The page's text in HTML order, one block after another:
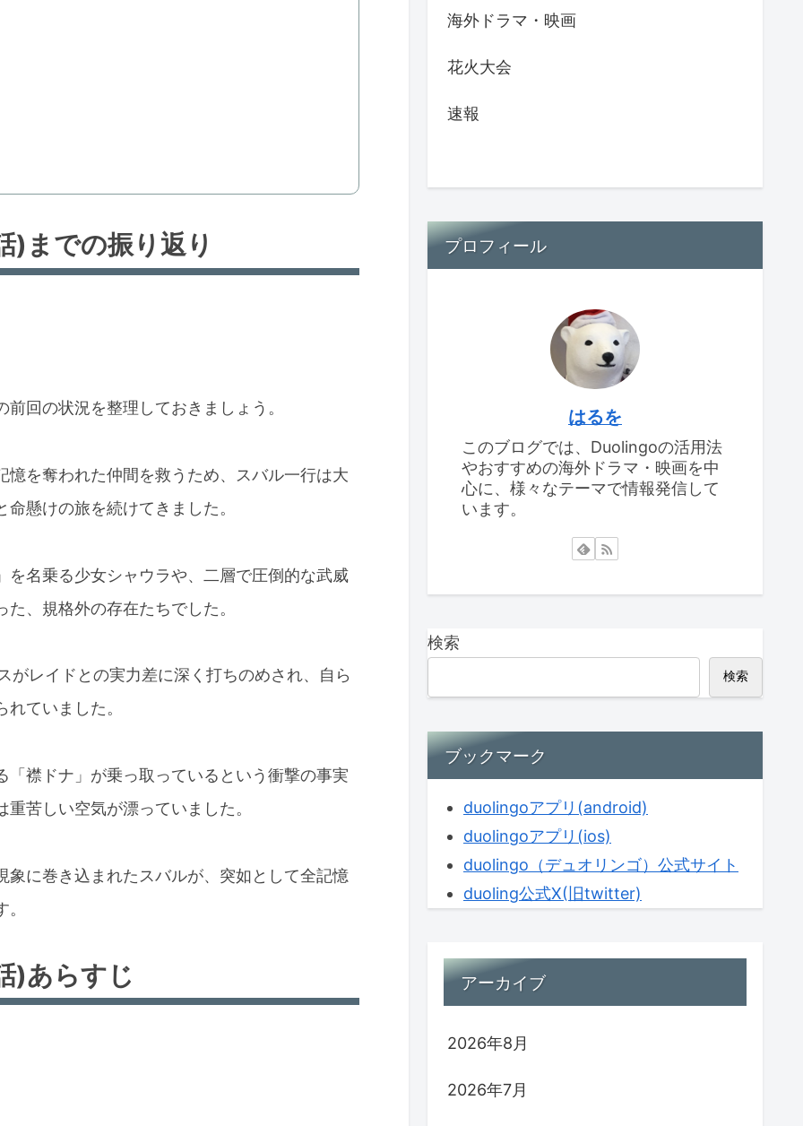
までの振り返り
回の状況を整理しておきましょう。
を奪われた仲間を救うため、スバル一行は大
懸けの旅を続けてきました。
名乗る少女シャウラや、二層で圧倒的な武威
、規格外の存在たちでした。
レイドとの実力差に深く打ちのめされ、自ら
ていました。
襟ドナ」が乗っ取っているという衝撃の事実
苦しい空気が漂っていました。
に巻き込まれたスバルが、突如として全記憶
)あらすじ
海外ドラマ・映画
花火大会
速報
プロフィール
はるを
このブログでは、Duolingoの活用法
やおすすめの海外ドラマ・映画を中
心に、様々なテーマで情報発信して
います。
検索
検索
ブックマーク
duolingoアプリ(android)
duolingoアプリ(ios)
duolingo（デュオリンゴ）公式サイト
duoling公式X(旧twitter)
アーカイブ
2026年8月
2026年7月